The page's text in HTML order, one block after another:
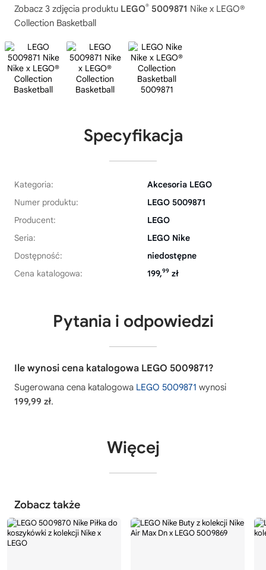
Zobacz 3 zdjęcia produktu LEGO® 5009871 Nike x LEGO®
Collection Basketball
Specyfikacja
Kategoria:
Akcesoria LEGO
Numer produktu:
LEGO 5009871
Producent:
LEGO
Seria:
LEGO Nike
Dostępność:
niedostępne
Cena katalogowa:
199,99 zł
Pytania i odpowiedzi
Ile wynosi cena katalogowa LEGO 5009871?
Sugerowana cena katalogowa LEGO 5009871 wynosi
199,99 zł.
Więcej
Zobacz także